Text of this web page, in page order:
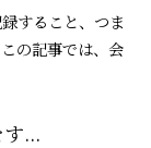
すること、つま
の記事では、会
...